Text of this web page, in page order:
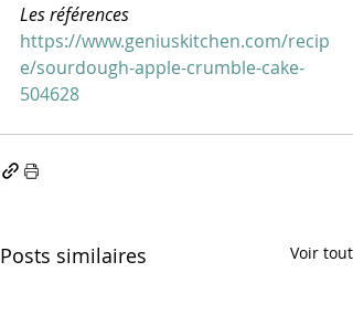
Les références
https://www.geniuskitchen.com/recip
e/sourdough-apple-crumble-cake-
504628
Posts similaires Voir tout